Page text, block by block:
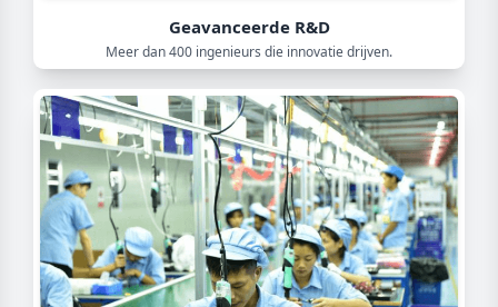
Geavanceerde R&D
Meer dan 400 ingenieurs die innovatie drijven.